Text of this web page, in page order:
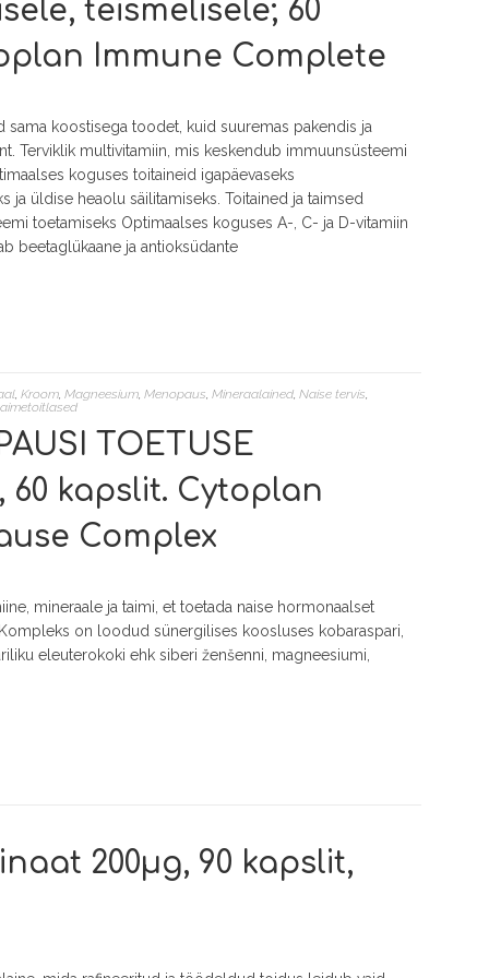
teismelisele; 60
Immune Complete
sama koostisega toodet, kuid suuremas pakendis ja
Terviklik multivitamiin, mis keskendub immuunsüsteemi
koguses toitaineid igapäevaseks
ja üldise heaolu säilitamiseks. Toitained ja taimsed
toetamiseks Optimaalses koguses A-, C- ja D-vitamiin
beetaglükaane ja antioksüdante
,Kroom ,Magneesium ,Menopaus ,Mineraalained ,Naise tervis
TOETUSE
60 kapslit. Cytoplan
Complex
mineraale ja taimi, et toetada naise hormonaalset
on loodud sünergilises koosluses kobaraspari,
eleuterokoki ehk siberi ženšenni, magneesiumi,
200µg, 90 kapslit,